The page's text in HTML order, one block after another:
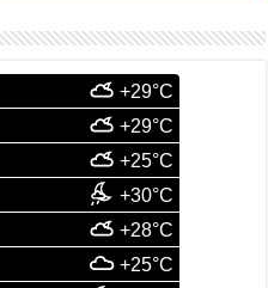
+29°C
+29°C
+25°C
+30°C
+28°C
+25°C